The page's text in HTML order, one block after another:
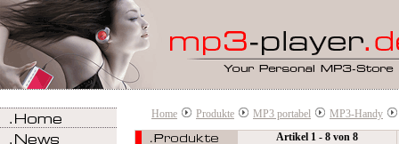
Home Produkte MP3 portabel
MP3-Handy
Artikel 1 - 8 von 8